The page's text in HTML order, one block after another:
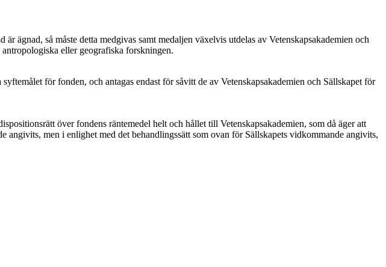
ägnad, så måste detta medgivas samt medaljen växelvis utdelas av Vetenskapsakademien och
eller geografiska forskningen.
för fonden, och antagas endast för såvitt de av Vetenskapsakademien och Sällskapet för
över fondens räntemedel helt och hållet till Vetenskapsakademien, som då äger att
men i enlighet med det behandlingssätt som ovan för Sällskapets vidkommande angivits,